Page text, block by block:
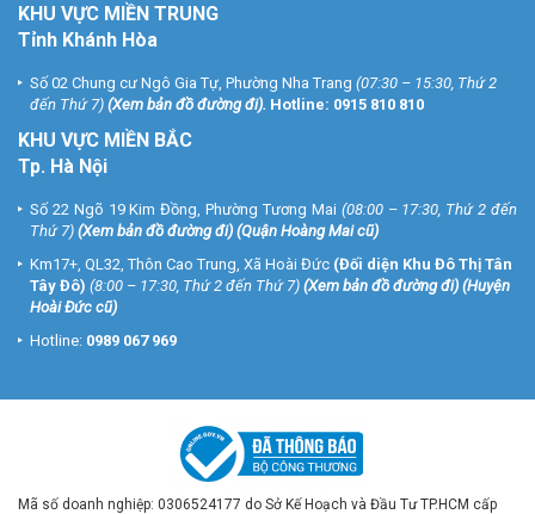
KHU VỰC MIỀN TRUNG
Tỉnh Khánh Hòa
Số 02 Chung cư Ngô Gia Tự, Phường Nha Trang (07:30 – 15:30, Thứ 2
đến Thứ 7) (Xem bản đồ đường đi). Hotline: 0915 810 810
KHU VỰC MIỀN BẮC
Tp. Hà Nội
Số 22 Ngõ 19 Kim Đồng, Phường Tương Mai (08:00 – 17:30, Thứ 2 đến
Thứ 7) (Xem bản đồ đường đi) (Quận Hoàng Mai cũ)
Km17+, QL32, Thôn Cao Trung, Xã Hoài Đức (Đối diện Khu Đô Thị Tân
Tây Đô) (8:00 – 17:30, Thứ 2 đến Thứ 7) (Xem bản đồ đường đi) (Huyện
Hoài Đức cũ)
Hotline: 0989 067 969
Mã số doanh nghiệp: 0306524177 do Sở Kế Hoạch và Đầu Tư TP.HCM cấp